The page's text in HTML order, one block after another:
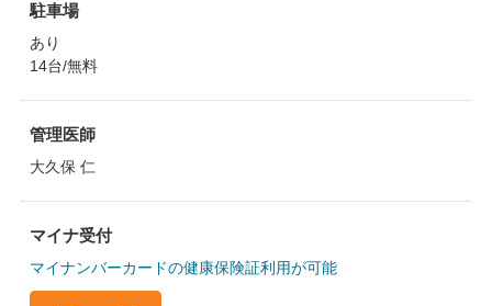
駐車場
あり
14台/無料
管理医師
大久保 仁
マイナ受付
マイナンバーカードの健康保険証利用が可能